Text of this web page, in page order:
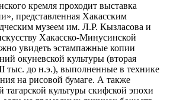
кремля проходит выставка
представленная Хакасским
музеем им. Л.Р. Кызласова и
Хакасско-Минусинской
увидеть эстампажные копии
окуневской культуры (вторая
тыс. до н.э.), выполненные в технике
на рисовой бумаге. А также
тагарской культуры скифской эпохи